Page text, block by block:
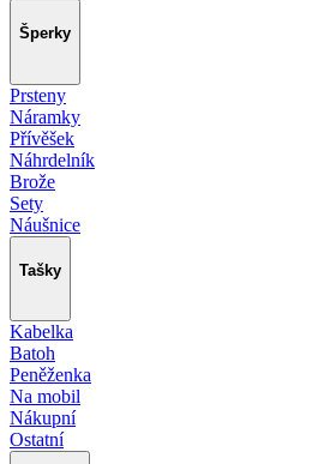
Šperky
Prsteny
Náramky
Přívěšek
Náhrdelník
Brože
Sety
Náušnice
Tašky
Kabelka
Batoh
Peněženka
Na mobil
Nákupní
Ostatní